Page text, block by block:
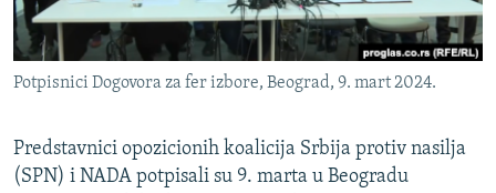
SPECIJALI RSE
VIŠE OD NASLOVA
GENOCID U SREBRENICI
POPLAVE I KLIZIŠTA U BIH 2024.
TV LIBERTY
PRATITE NAS
Sve RFE/RL stranice
Potpisnici Dogovora za fer izbore, Beograd, 9. mart 2024.
Predstavnici opozicionih koalicija Srbija protiv nasilja
(SPN) i NADA potpisali su 9. marta u Beogradu